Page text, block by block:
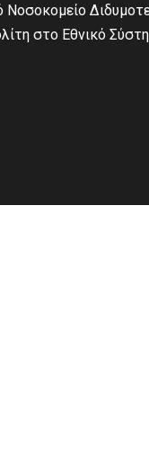
Νοσοκομείο
στο Εθνικό